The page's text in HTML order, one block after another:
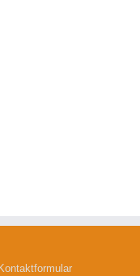
Kontaktformular